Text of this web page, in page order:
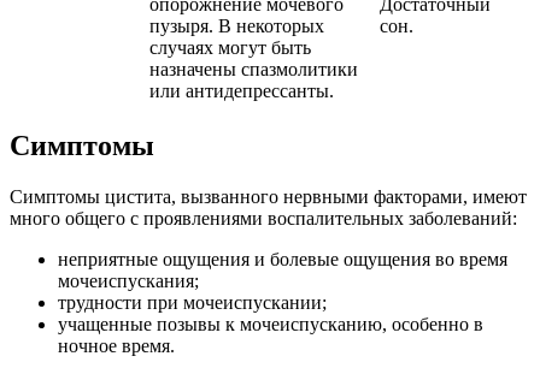
опорожнение мочевого
пузыря. В некоторых
случаях могут быть
назначены спазмолитики
или антидепрессанты.
Достаточный
сон.
Симптомы
Симптомы цистита, вызванного нервными факторами, имеют
много общего с проявлениями воспалительных заболеваний:
неприятные ощущения и болевые ощущения во время
мочеиспускания;
трудности при мочеиспускании;
учащенные позывы к мочеиспусканию, особенно в
ночное время.